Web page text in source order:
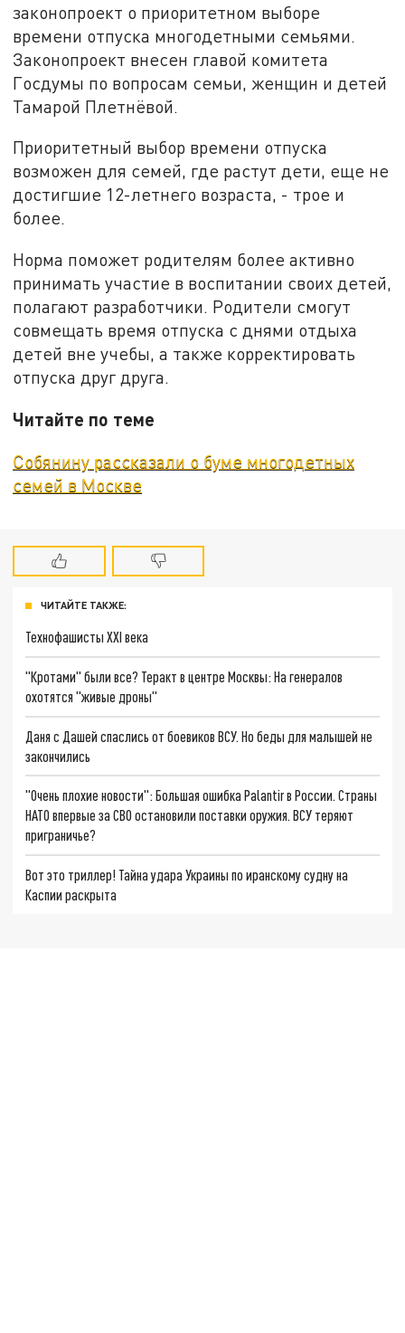
законопроект о приоритетном выборе
времени отпуска многодетными семьями.
Законопроект внесен главой комитета
Госдумы по вопросам семьи, женщин и детей
Тамарой Плетнёвой.
Приоритетный выбор времени отпуска
возможен для семей, где растут дети, еще не
достигшие 12-летнего возраста, - трое и
более.
Норма поможет родителям более активно
принимать участие в воспитании своих детей,
полагают разработчики. Родители смогут
совмещать время отпуска с днями отдыха
детей вне учебы, а также корректировать
отпуска друг друга.
Читайте по теме
Собянину рассказали о буме многодетных
семей в Москве
ЧИТАЙТЕ ТАКЖЕ:
Технофашисты XXI века
"Кротами" были все? Теракт в центре Москвы: На генералов
охотятся "живые дроны"
Даня с Дашей спаслись от боевиков ВСУ. Но беды для малышей не
закончились
"Очень плохие новости": Большая ошибка Palantir в России. Страны
НАТО впервые за СВО остановили поставки оружия. ВСУ теряют
приграничье?
Вот это триллер! Тайна удара Украины по иранскому судну на
Каспии раскрыта